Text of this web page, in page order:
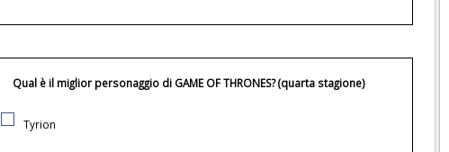
Qual è il miglior personaggio di GAME OF THRONES? (quarta stagione)
Tyrion